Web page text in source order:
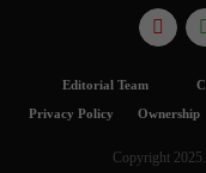
Editorial Team
Ownership
Privacy Policy